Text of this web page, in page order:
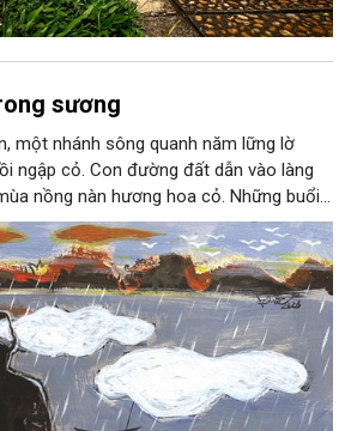
sương
một nhánh sông quanh năm lững lờ
ngập cỏ. Con đường đất dẫn vào làng
nồng nàn hương hoa cỏ. Những buổi
dịu xuống phía cuối sông, đám hoa tím
vừa rắc lên một lớp khói.